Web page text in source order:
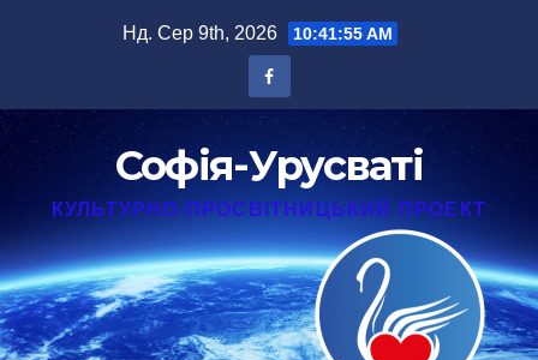
Нд. Сер 9th, 2026 10:41:55 AM
Софія-Урусваті
КУЛЬТУРНО-ПРОСВІТНИЦЬКИЙ ПРОЕКТ